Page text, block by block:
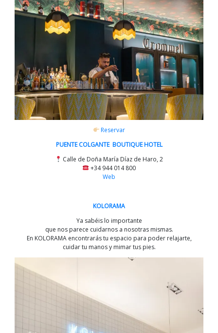
Reservar
PUENTE COLGANTE BOUTIQUE HOTEL
Calle de Doña María Díaz de Haro, 2
+34 944 014 800
Web
KOLORAMA
Ya sabéis lo importante
que nos parece cuidarnos a nosotras mismas.
En KOLORAMA encontrarás tu espacio para poder relajarte,
cuidar tu manos y mimar tus pies.